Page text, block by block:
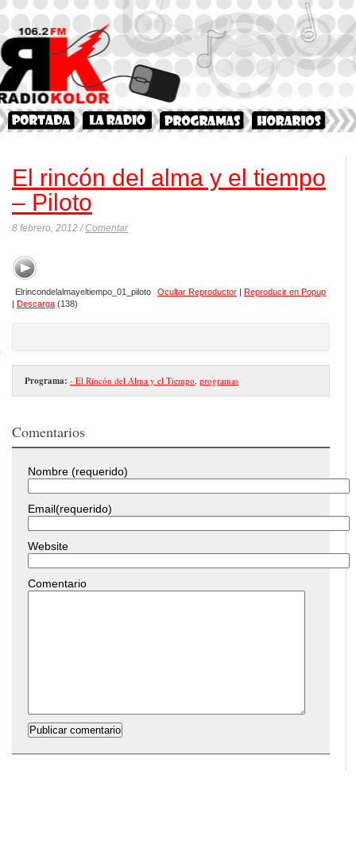
El rincón del alma y el tiempo
– Piloto
8 febrero, 2012 /Comentar
Elrincondelalmayeltiempo_01_piloto Ocultar Reproductor| Reproducir en Popup
| Descarga (138)
Programa: - El Rincón del Alma y el Tiempo programas
Comentarios
Nombre (requerido)
Email(requerido)
Website
Comentario